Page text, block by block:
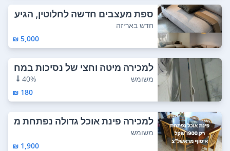
ספת מעצבים חדשה לחלוטין, הגיע
ה אתמול ולא...
חדש באריזה
5,000 ₪
למכירה מיטה וחצי של נסיכות במח
יר מציאה כ...
משומש
40%
180 ₪
למכירה פינת אוכל גדולה נפתחת מ
עץ מייפל ,...
משומש
1,900 ₪